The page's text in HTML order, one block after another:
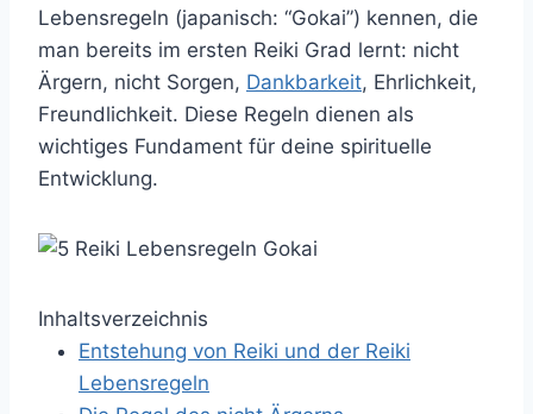
Lebensregeln (japanisch: “Gokai”) kennen, die
man bereits im ersten Reiki Grad lernt: nicht
Ärgern, nicht Sorgen, Dankbarkeit, Ehrlichkeit,
Freundlichkeit. Diese Regeln dienen als
wichtiges Fundament für deine spirituelle
Entwicklung.
Inhaltsverzeichnis
Entstehung von Reiki und der Reiki
Lebensregeln